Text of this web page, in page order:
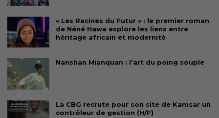
« Les Racines du Futur » : le premier roman
de Néné Hawa explore les liens entre
héritage africain et modernité
Nanshan Mianquan : l’art du poing souple
La CBG recrute pour son site de Kamsar un
contrôleur de gestion (H/F)